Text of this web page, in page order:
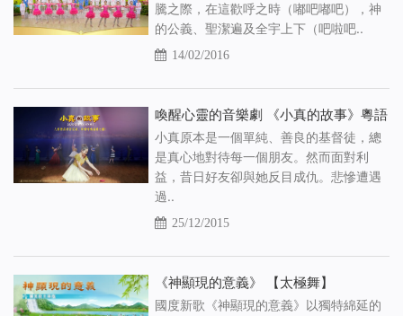
騰之際，在這歡呼之時（嘟吧嘟吧），神
的公義、聖潔遍及全宇上下（吧啦吧..
14/02/2016
喚醒心靈的音樂劇 《小真的故事》粵語
小真原本是一個單純、善良的基督徒，總
是真心地對待每一個朋友。然而面對利
益，昔日好­友卻與她反目成仇。悲慘遭遇
過..
25/12/2015
《神顯現的意義》 【太極舞】
國度新歌《神顯現的意義》以獨特綿延的